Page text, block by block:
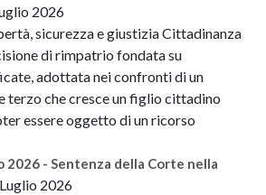
2026
sicurezza e giustizia Cittadinanza
di rimpatrio fondata su
adottata nei confronti di un
terzo che cresce un figlio cittadino
essere oggetto di un ricorso
2026 - Sentenza della Corte nella
2026